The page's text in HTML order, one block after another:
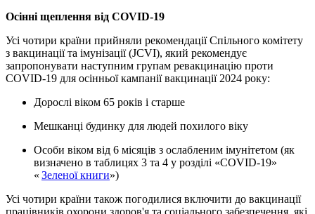
Осінні щеплення від COVID-19
Усі чотири країни прийняли рекомендації Спільного комітету
з вакцинації та імунізації (JCVI), який рекомендує
запропонувати наступним групам ревакцинацію проти
COVID-19 для осінньої кампанії вакцинації 2024 року:
Дорослі віком 65 років і старше
Мешканці будинку для людей похилого віку
Особи віком від 6 місяців з ослабленим імунітетом (як
визначено в таблицях 3 та 4 у розділі «COVID-19»
« Зеленої книги»)
Усі чотири країни також погодилися включити до вакцинації